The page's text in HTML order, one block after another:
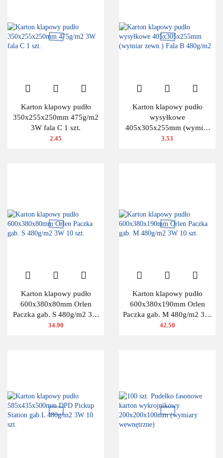
Karton klapowy pudło
350x255x250mm 475g/m2
3W fala C 1 szt.
2.45
Karton klapowy pudło
wysyłkowe
405x305x255mm (wymiar
zewn.) Fala B 480g/m2
3.53
Karton klapowy pudło
600x380x80mm Orlen
Paczka gab. S 480g/m2 3W
10 szt.
34.90
Karton klapowy pudło
600x380x190mm Orlen
Paczka gab. M 480g/m2 3W
10 szt.
42.50